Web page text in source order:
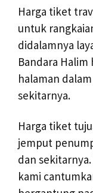
Harga tiket
untuk
didalamnya
Bandara
halaman
sekitarnya.
Harga tiket
jemput
dan
kami